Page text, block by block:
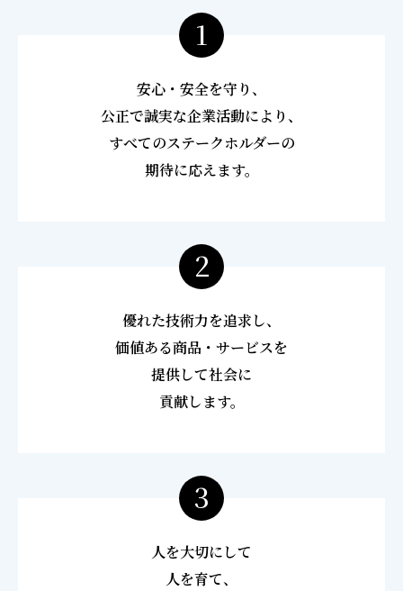
1
安心・安全を守り、
公正で誠実な企業活動により、
すべてのステークホルダーの
期待に応えます。
2
優れた技術力を追求し、
価値ある商品・サービスを
提供して社会に
貢献します。
3
人を大切にして
人を育て、